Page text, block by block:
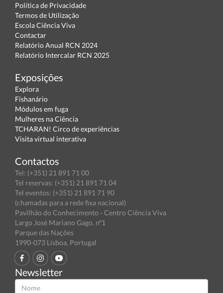
Política de Privacidade
Termos de Utilização
Escola Ciência Viva
Contactar
Relatório Anual RCN 2024
Relatório Intercalar RCN 2025
Exposições
Explora
Fishanário
Módulos em fuga
Mulheres na Ciência
TCHARAN! Circo de experiências
Visita virtual interativa
Contactos
Tel: (+351) 21 891 71 00
Tel reservas: (+351) 21 891 71 04
Tel eventos: (+351) 21 891 71 90
(chamadas para a rede fixa nacional)
Pavilhão do Conhecimento - Centro Ciência Viva
Largo José Mariano Gago, nº1
Parque das Nações
1990-073 Lisboa, Portugal
Newsletter